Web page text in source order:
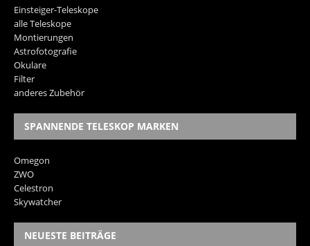
Einsteiger-Teleskope
alle Teleskope
Montierungen
Astrofotografie
Okulare
Filter
anderes Zubehör
SPANNENDE TELESKOP MARKEN
Omegon
ZWO
Celestron
Skywatcher
NEUESTE BEITRÄGE